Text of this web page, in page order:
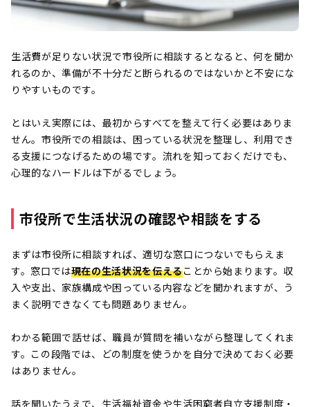
生活費が足りない状況で市役所に相談するとなると、何を聞か
れるのか、準備が不十分だと断られるのではないかと不安にな
りやすいものです。
とはいえ実際には、最初からすべてを整えて行く必要はありま
せん。市役所での相談は、困っている状況を整理し、利用でき
る支援につなげるための場です。流れを知っておくだけでも、
心理的なハードルは下がるでしょう。
市役所で生活状況の確認や相談をする
まずは市役所に相談すれば、適切な窓口につないでもらえま
す。窓口では現在の生活状況を伝えることから始まります。収
入や支出、家族構成や困っている内容などを聞かれますが、う
まく説明できなくても問題ありません。
わかる範囲で話せば、職員が質問を補いながら整理してくれま
す。この段階では、どの制度を使うかを自分で決めておく必要
はありません。
話を聞いたうえで、生活福祉資金や生活困窮者自立支援制度・